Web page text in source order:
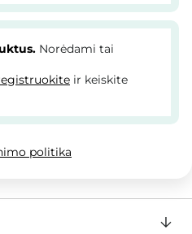
Norėdami tai
ir keiskite
politika